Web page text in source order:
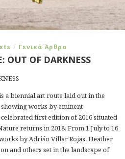
/ Γενικά Άρθρα
OUT OF DARKNESS
a biennial art route laid out in the
works by eminent
first edition of 2016 situated
returns in 2018. From 1 July to 16
by Adrián Villar Rojas, Heather
and others set in the landscape of